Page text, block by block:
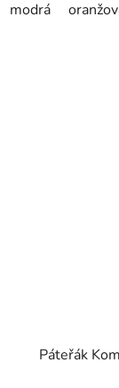
modrá
Páteřák